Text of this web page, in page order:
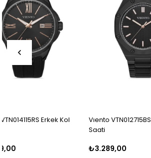
Vıento VTN012715BS Erkek Kol
₺3.289,00
Vıento